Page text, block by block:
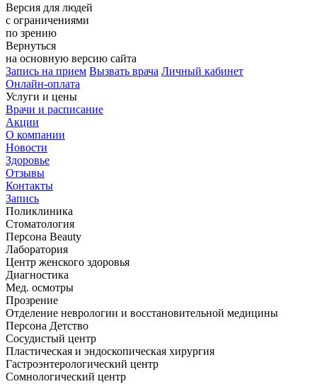
Версия для людей
с ограничениями
по зрению
Вернуться
на основную версию сайта
Запись на прием Вызвать врача Личный кабинет
Онлайн-оплата
Услуги и цены
Врачи и расписание
Акции
О компании
Новости
Здоровье
Отзывы
Контакты
Запись
Поликлиника
Стоматология
Персона Beauty
Лаборатория
Центр женского здоровья
Диагностика
Мед. осмотры
Прозрение
Отделение неврологии и восстановительной медицины
Персона Детство
Сосудистый центр
Пластическая и эндоскопическая хирургия
Гастроэнтерологический центр
Сомнологический центр